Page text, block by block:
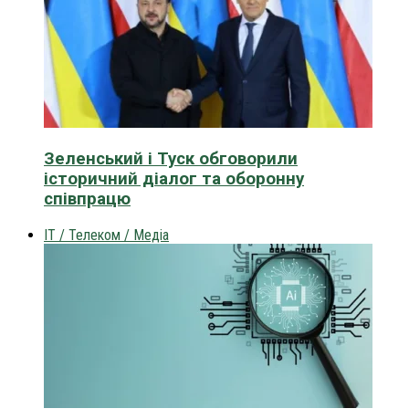
Зеленський і Туск обговорили
історичний діалог та оборонну
співпрацю
IT / Телеком / Медіа